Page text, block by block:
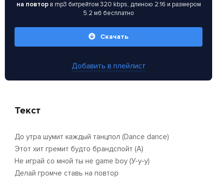
на повторв mp3 битрейтом 320 kbps, длиною 2:16 и размером
5.2 мб бесплатно
Скачать
Добавить в плейлист
Текст
До утра шумит каждый танцпол (Dance dance)
Этот хит гремит будто брандспойт (А)
Не играй со мной ты не game boy (У-у-у)
Делай громче ставь на повтор